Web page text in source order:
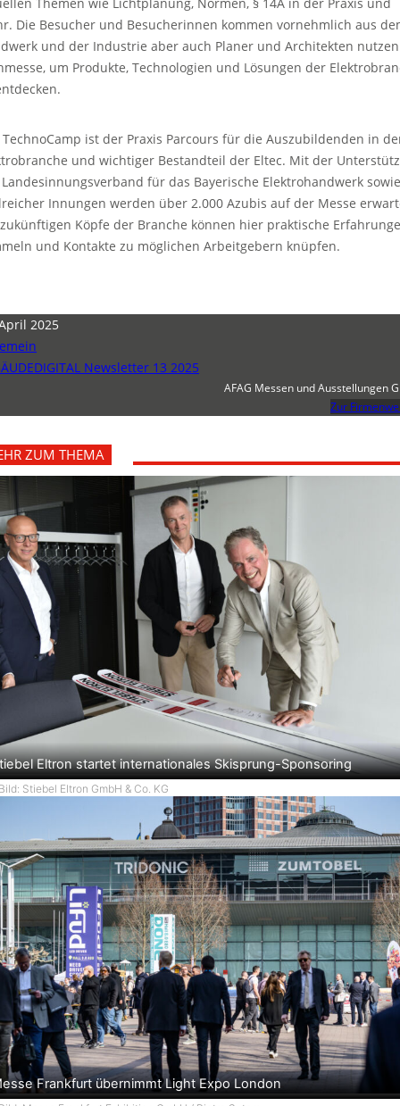
Die Besucher und Besucherinnen kommen vornehmlich aus
und der Industrie aber auch Planer und Architekten
um Produkte, Technologien und Lösungen der
TechnoCamp ist der Praxis Parcours für die Auszubildenden in
und wichtiger Bestandteil der Eltec. Mit der
für das Bayerische Elektrohandwerk sowie
Innungen werden über 2.000 Azubis auf der Messe
Köpfe der Branche können hier praktische
und Kontakte zu möglichen Arbeitgebern knüpfen.
2025
Newsletter 13 2025
AFAG Messen und Ausstellungen
Zur
ZUM THEMA
Eltron startet internationales Skisprung-Sponsoring
Stiebel Eltron GmbH & Co. KG
Frankfurt übernimmt Light Expo London